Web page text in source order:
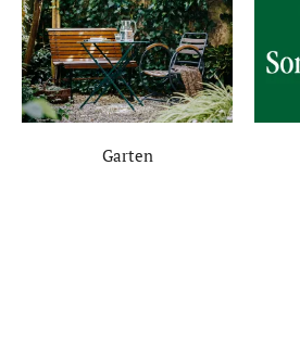
Garten